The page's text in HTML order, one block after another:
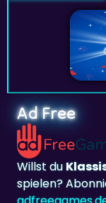
Ad Free
Willst du
spielen?